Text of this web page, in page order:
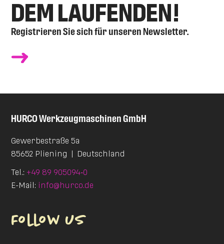
DEM LAUFENDEN!
Registrieren Sie sich für unseren Newsletter.
HURCOWerkzeugmaschinen GmbH
Gewerbestraße 5a
85652 Pliening
Deutschland
Tel.: +49 89 905094‑0
E-Mail: info@hurco.de
Follow us